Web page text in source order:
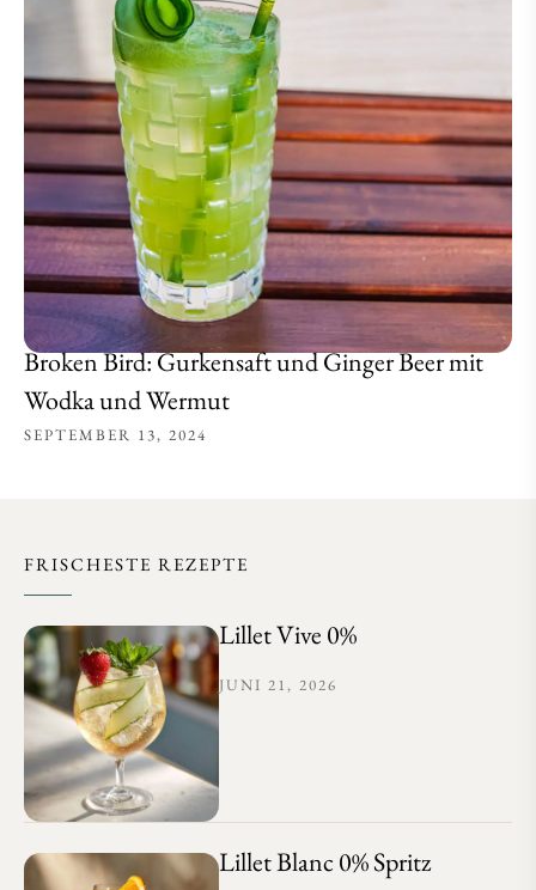
Broken Bird: Gurkensaft und Ginger Beer mit
Wodka und Wermut
SEPTEMBER 13, 2024
FRISCHESTE REZEPTE
Lillet Vive 0%
JUNI 21, 2026
Lillet Blanc 0% Spritz